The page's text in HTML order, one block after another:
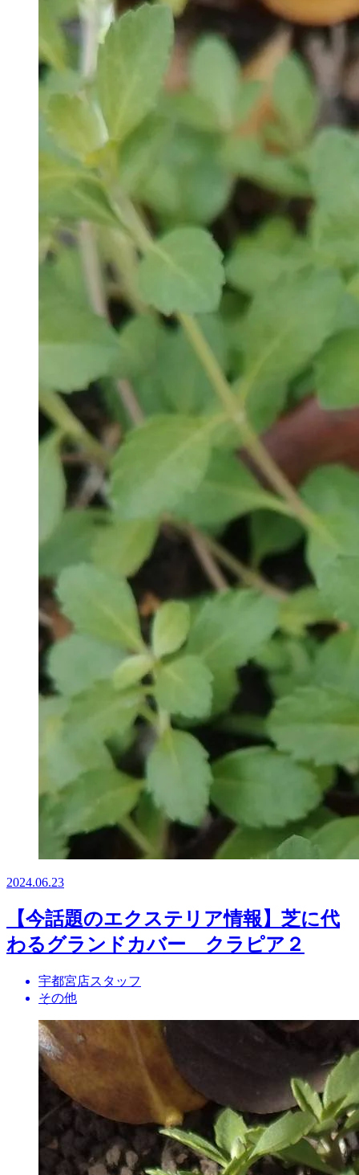
2024.06.23
【今話題のエクステリア情報】芝に代
わるグランドカバー クラピア２
宇都宮店スタッフ
その他